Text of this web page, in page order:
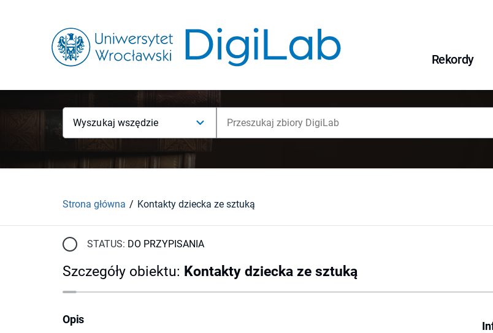
Rekordy
Wyszukaj wszędzie
Strona główna Kontakty dziecka ze sztuką
STATUS: DO PRZYPISANIA
Szczegóły obiektu: Kontakty dziecka ze sztuką
Opis